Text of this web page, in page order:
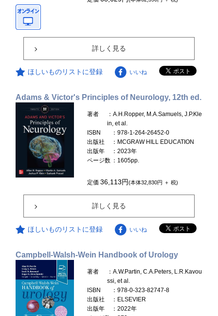
詳しく見る
ほしいものリストに登録 いいね
Adams & Victor's Principles of Neurology, 12th ed.
著者
：A.H.Ropper, M.A.Samuels, J.P.Kle
in, et al.
ISBN
：978-1-264-26452-0
出版社
：MCGRAW HILL EDUCATION
出版年
：2023年
ページ数 ：1605pp.
定価36,113円(本体32,830円 ＋ 税)
詳しく見る
ほしいものリストに登録 いいね
Campbell-Walsh-Wein Handbook of Urology
著者
：A.W.Partin, C.A.Peters, L.R.Kavou
ssi, et al.
ISBN
：978-0-323-82747-8
出版社
：ELSEVIER
出版年
：2022年